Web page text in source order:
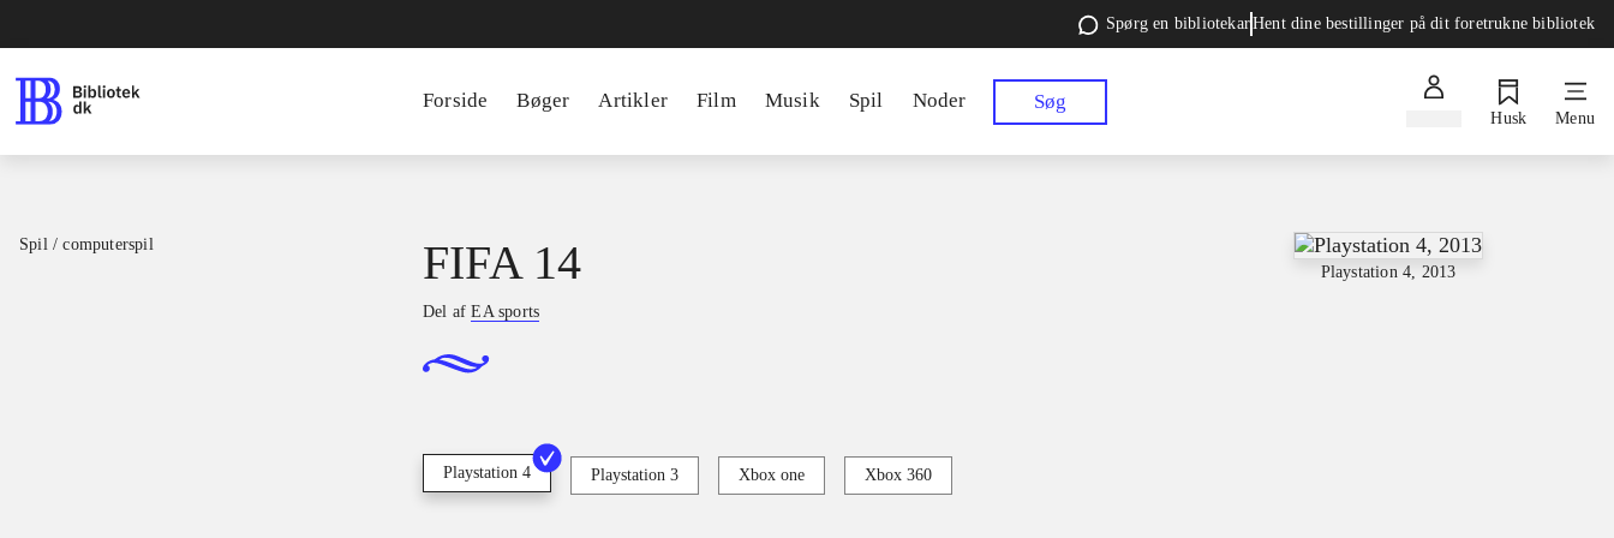
Spørg en bibliotekarHent dine bestillinger på dit foretrukne bibliotek
Forside Bøger Artikler Film Musik Spil Noder Søg
Husk Menu
Spil / computerspil
Playstation 4, 2013
FIFA 14
Del afEA sports
Playstation 4 Playstation 3 Xbox one Xbox 360